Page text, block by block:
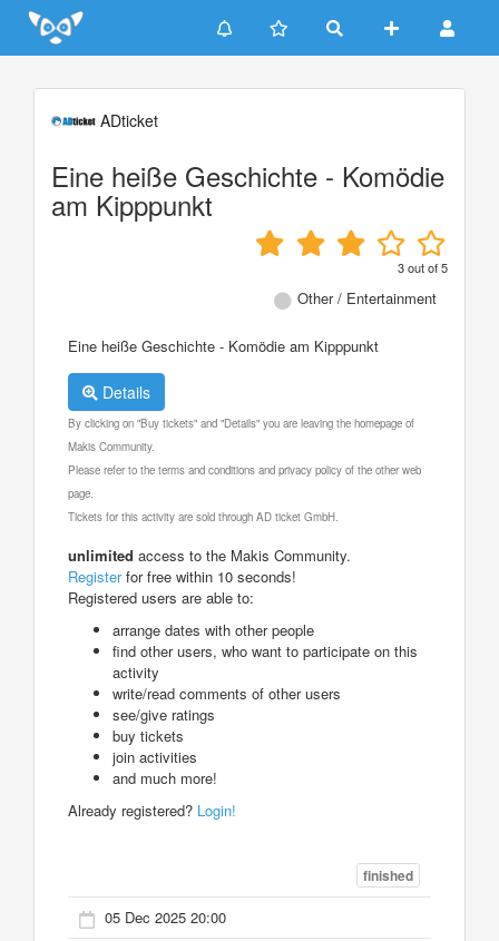
Update cookies preferences
ADticket
Eine heiße Geschichte - Komödie
am Kipppunkt
3out of5
Other / Entertainment
Eine heiße Geschichte - Komödie am Kipppunkt
Details
By clicking on "Buy tickets" and "Details" you are leaving the homepage of
Makis Community.
Please refer to the terms and conditions and privacy policy of the other web
page.
Tickets for this activity are sold through AD ticket GmbH.
unlimited access to the Makis Community.
Registerfor free within 10 seconds!
Registered users are able to:
arrange dates with other people
find other users, who want to participate on this
activity
write/read comments of other users
see/give ratings
buy tickets
join activities
and much more!
Already registered? Login!
finished
05 Dec 2025 20:00